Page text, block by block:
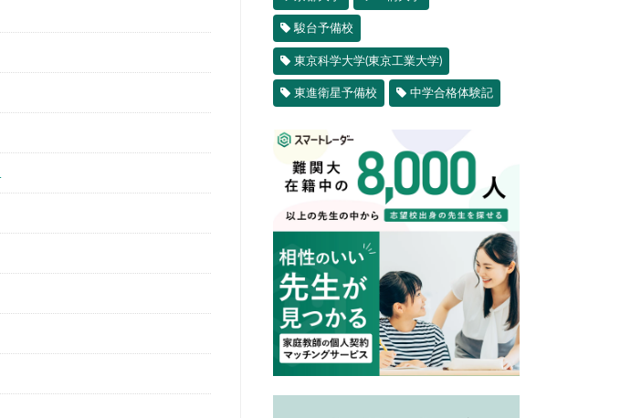
駿台予備校
東京科学大学(東京工業大学)
東進衛星予備校 中学合格体験記